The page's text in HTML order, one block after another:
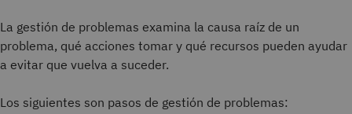
La gestión de problemas examina la causa raíz de un
problema, qué acciones tomar y qué recursos pueden ayudar
a evitar que vuelva a suceder.
Los siguientes son pasos de gestión de problemas: